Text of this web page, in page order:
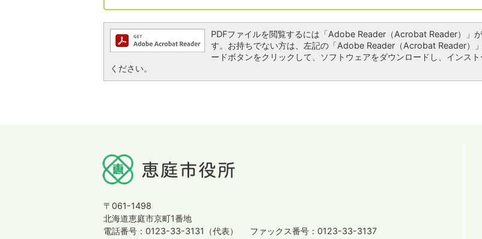
PDFファイルを閲覧するには「Adobe Reader（Acrobat Reader）」
す。お持ちでない方は、左記の「Adobe Reader（Acrobat Reader）
ードボタンをクリックして、ソフトウェアをダウンロードし、インスト
ください。
〒061-1498
北海道恵庭市京町1番地
電話番号：0123-33-3131（代表）
ファックス番号：0123-33-3137